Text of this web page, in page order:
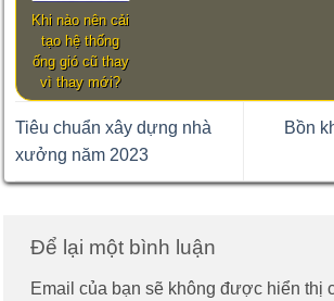
Khi nào nên cải
tạo hệ thống
ống gió cũ thay
vì thay mới?
Tiêu chuẩn xây dựng nhà
xưởng năm 2023
Bồn
Để lại một bình luận
Email của bạn sẽ không được hiển thị